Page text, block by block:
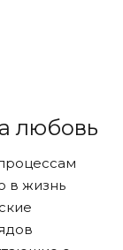
любовь
в жизнь